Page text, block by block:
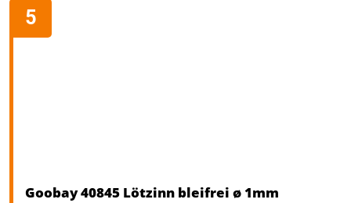
Goobay 40845 Lötzinn bleifrei ø 1mm